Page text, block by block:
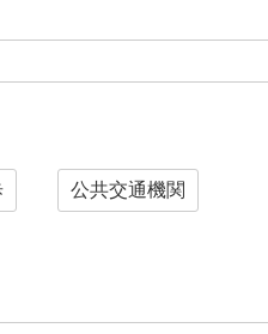
公共交通機関